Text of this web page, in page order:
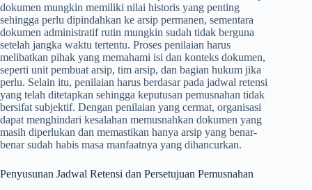
dokumen mungkin memiliki nilai historis yang penting
sehingga perlu dipindahkan ke arsip permanen, sementara
dokumen administratif rutin mungkin sudah tidak berguna
setelah jangka waktu tertentu. Proses penilaian harus
melibatkan pihak yang memahami isi dan konteks dokumen,
seperti unit pembuat arsip, tim arsip, dan bagian hukum jika
perlu. Selain itu, penilaian harus berdasar pada jadwal retensi
yang telah ditetapkan sehingga keputusan pemusnahan tidak
bersifat subjektif. Dengan penilaian yang cermat, organisasi
dapat menghindari kesalahan memusnahkan dokumen yang
masih diperlukan dan memastikan hanya arsip yang benar-
benar sudah habis masa manfaatnya yang dihancurkan.
Penyusunan Jadwal Retensi dan Persetujuan Pemusnahan